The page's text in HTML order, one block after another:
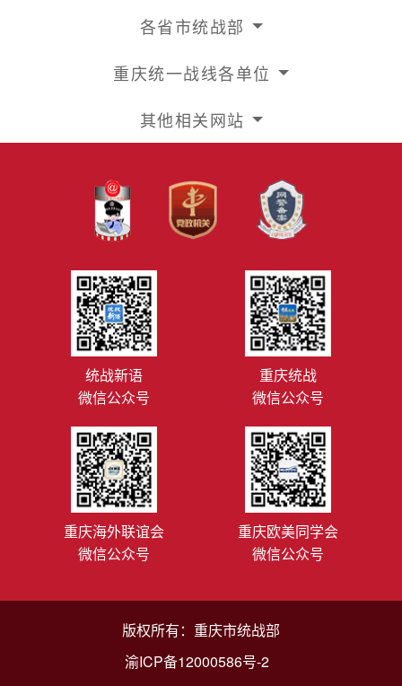
各省市统战部
重庆统一战线各单位
其他相关网站
统战新语
微信公众号
重庆统战
微信公众号
重庆海外联谊会
微信公众号
重庆欧美同学会
微信公众号
版权所有：重庆市统战部
渝ICP备12000586号-2